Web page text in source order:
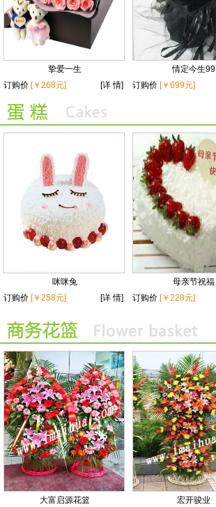
挚爱一生
订购价 [￥268元] [详 情]
情定今生99
订购价 [￥699元]
咪咪兔
订购价 [￥258元] [详 情]
母亲节祝福
订购价 [￥228元]
大富启源花篮
宏开骏业